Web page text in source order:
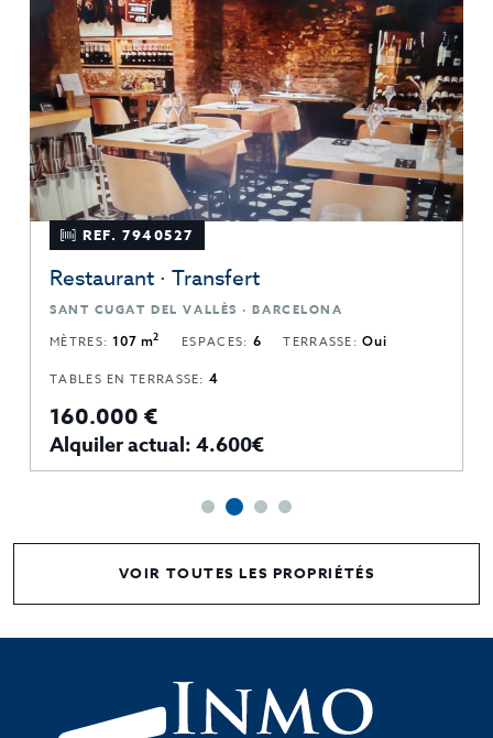
REF. 7940527
Restaurant · Transfert
SANT CUGAT DEL VALLÈS · BARCELONA
MÈTRES:107 m2 ESPACES: 6 TERRASSE:Oui
TABLES EN TERRASSE: 4
160.000 €
Alquiler actual: 4.600€
VOIR TOUTES LES PROPRIÉTÉS